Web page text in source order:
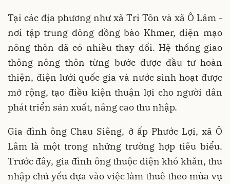
Tại các địa phương như xã Tri Tôn và xã Ô Lâm -
nơi tập trung đông đồng bào Khmer, diện mạo
nông thôn đã có nhiều thay đổi. Hệ thống giao
thông nông thôn từng bước được đầu tư hoàn
thiện, điện lưới quốc gia và nước sinh hoạt được
mở rộng, tạo điều kiện thuận lợi cho người dân
phát triển sản xuất, nâng cao thu nhập.
Gia đình ông Chau Siêng, ở ấp Phước Lợi, xã Ô
Lâm là một trong những trường hợp tiêu biểu.
Trước đây, gia đình ông thuộc diện khó khăn, thu
nhập chủ yếu dựa vào việc làm thuê theo mùa vụ